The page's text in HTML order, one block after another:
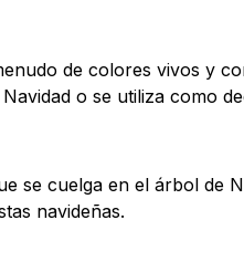
de colores vivos y
o se utiliza como
se cuelga en el árbol de
navideñas.